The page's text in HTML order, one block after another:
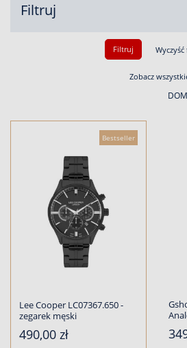
Filtruj
Filtruj
Zobacz
Bestseller
Lee Cooper LC07367.650 -
zegarek męski
490,00 zł